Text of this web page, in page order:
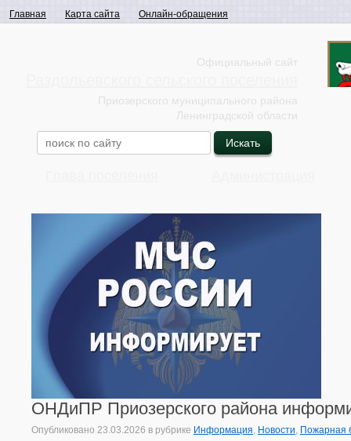
Главная Карта сайта Онлайн-обращения
Официальный сайт
Приозерского муниципального района
Ленинградской области
ОНДиПР Приозерского района
Опубликовано 23.03.2026 в рубрике Информация, Новости, Пожарная